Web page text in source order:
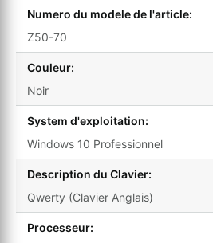
Numero du modele de l'article:
Z50-70
Couleur:
Noir
System d'exploitation:
Windows 10 Professionnel
Description du Clavier:
Qwerty (Clavier Anglais)
Processeur: